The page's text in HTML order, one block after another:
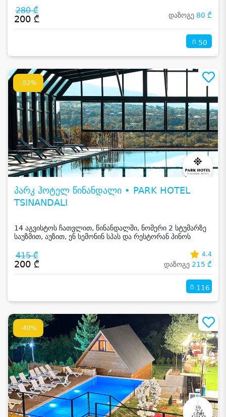
280 ₾
200 ₾ დაზოგე 80 ₾
50
-52%
პარკ ჰოტელ წინანდალი • PARK HOTEL
TSINANDALI
14 აგვისტოს ჩათვლით, წინანდალში, ნომერი 2 სტუმარზე
საუზმით, აუზით, ენ სემონინ სპას და რესტორან პინოს
415 ₾
200 ₾
4.4
დაზოგე 215 ₾
116
-40%